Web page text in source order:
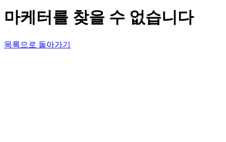
마케터를 찾을 수 없습니다
목록으로 돌아가기